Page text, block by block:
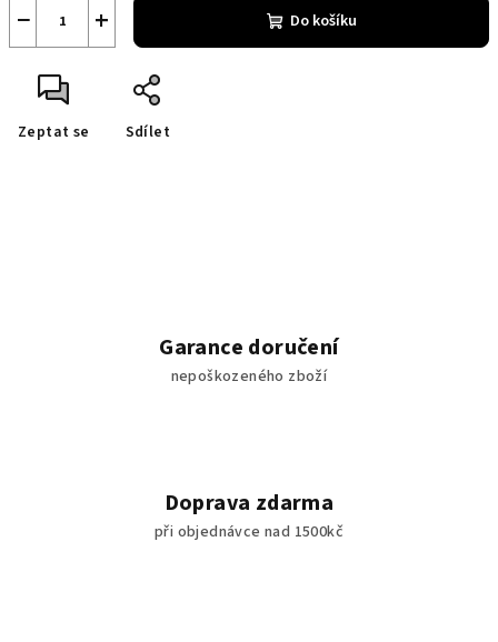
+
− Do košíku
Zeptat se Sdílet
Garance doručení
nepoškozeného zboží
Doprava zdarma
při objednávce nad 1500kč